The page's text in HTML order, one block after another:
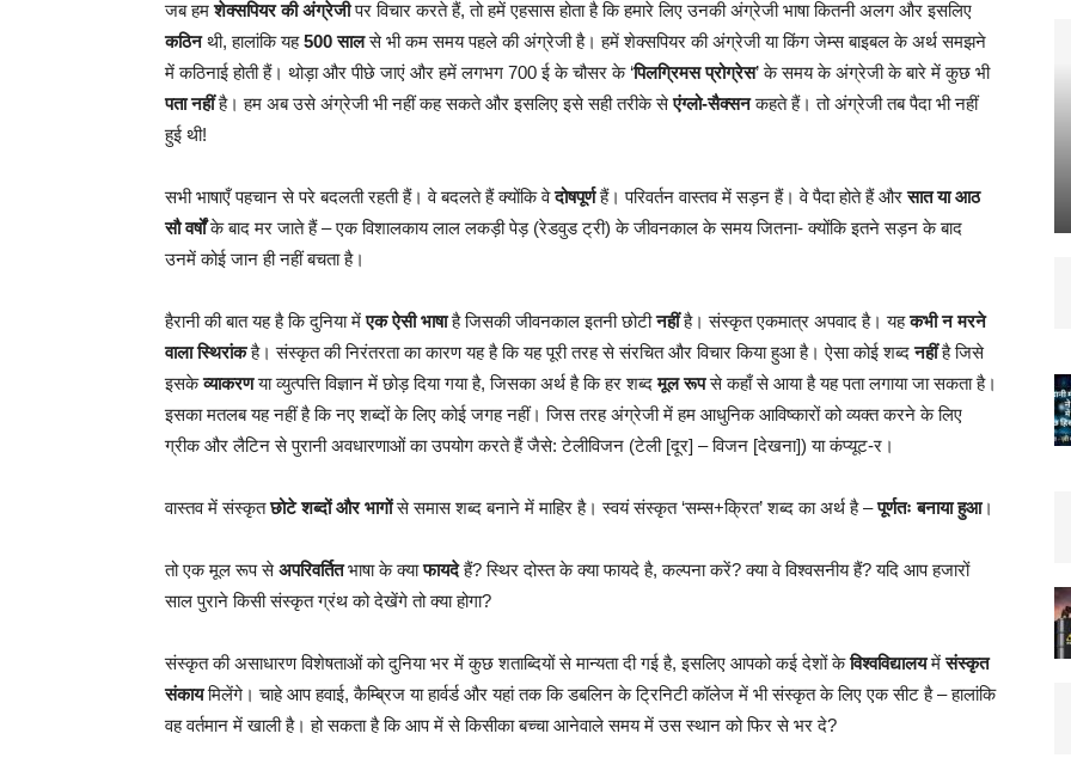
जब हमशेक्सपियर की अंग्रेजीपर विचार करते हैं, तो हमें एहसास होता है कि हमारे लिए उनकी अंग्रेजी भाषा कितनी अलग और इसलिए
कठिनथी, हालांकि यह500 सालसे भी कम समय पहले की अंग्रेजी है। हमें शेक्सपियर की अंग्रेजी या किंग जेम्स बाइबल के अर्थ समझने
में कठिनाई होती हैं। थोड़ा और पीछे जाएं और हमें लगभग 700 ई के चौसर के ‘पिलग्रिमस प्रोग्रेस’ के समय के अंग्रेजी के बारे में कुछ भी
पता नहींहै। हम अब उसे अंग्रेजी भी नहीं कह सकते और इसलिए इसे सही तरीके सेएंग्लो-सैक्सनकहते हैं। तो अंग्रेजी तब पैदा भी नहीं
हुई थी!
सभी भाषाएँ पहचान से परे बदलती रहती हैं। वे बदलते हैं क्योंकि वेदोषपूर्णहैं। परिवर्तन वास्तव में सड़न हैं। वे पैदा होते हैं औरसात या आठ
सौ वर्षोंके बाद मर जाते हैं – एक विशालकाय लाल लकड़ी पेड़ (रेडवुड ट्री) के जीवनकाल के समय जितना- क्योंकि इतने सड़न के बाद
उनमें कोई जान ही नहीं बचता है।
हैरानी की बात यह है कि दुनिया मेंएक ऐसी भाषाहै जिसकी जीवनकाल इतनी छोटीनहींहै। संस्कृत एकमात्र अपवाद है। यहकभी न मरने
वाला स्थिरांकहै। संस्कृत की निरंतरता का कारण यह है कि यह पूरी तरह से संरचित और विचार किया हुआ है। ऐसा कोई शब्दनहींहै जिसे
इसकेव्याकरणया व्युत्पत्ति विज्ञान में छोड़ दिया गया है, जिसका अर्थ है कि हर शब्दमूल रूपसे कहाँ से आया है यह पता लगाया जा सकता है।
इसका मतलब यह नहीं है कि नए शब्दों के लिए कोई जगह नहीं। जिस तरह अंग्रेजी में हम आधुनिक आविष्कारों को व्यक्त करने के लिए
ग्रीक और लैटिन से पुरानी अवधारणाओं का उपयोग करते हैं जैसे: टेलीविजन (टेली [दूर] – विजन [देखना]) या कंप्यूट-र।
वास्तव में संस्कृतछोटे शब्दों और भागोंसे समास शब्द बनाने में माहिर है। स्वयं संस्कृत ‘सम्स+क्रित’ शब्द का अर्थ है –पूर्णतः बनाया हुआ।
तो एक मूल रूप सेअपरिवर्तितभाषा के क्याफायदेहैं? स्थिर दोस्त के क्या फायदे है, कल्पना करें? क्या वे विश्वसनीय हैं? यदि आप हजारों
साल पुराने किसी संस्कृत ग्रंथ को देखेंगे तो क्या होगा?
संस्कृत की असाधारण विशेषताओं को दुनिया भर में कुछ शताब्दियों से मान्यता दी गई है, इसलिए आपको कई देशों केविश्वविद्यालयमेंसंस्कृत
संकायमिलेंगे। चाहे आप हवाई, कैम्ब्रिज या हार्वर्ड और यहां तक कि डबलिन के ट्रिनिटी कॉलेज में भी संस्कृत के लिए एक सीट है – हालांकि
वह वर्तमान में खाली है। हो सकता है कि आप में से किसीका बच्चा आनेवाले समय में उस स्थान को फिर से भर दे?